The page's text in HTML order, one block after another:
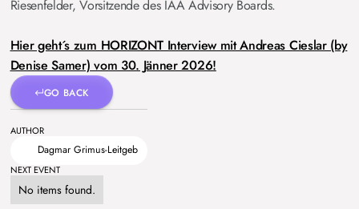
GO BACK
AUTHOR
Dagmar Grimus-Leitgeb
NEXT EVENT
No items found.
Riesenfelder, Vorsitzende des IAA Advisory Boards.
Hier geht´s zum HORIZONT Interview mit Andreas Cieslar (by
Denise Samer) vom 30. Jänner 2026!